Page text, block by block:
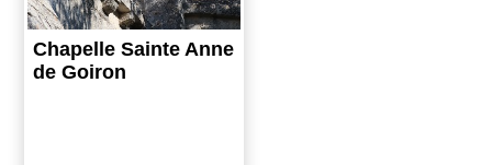
Chapelle Sainte Anne
de Goiron